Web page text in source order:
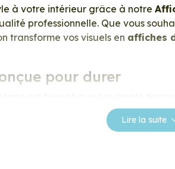
à votre intérieur grâce à notre
professionnelle. Que vous
transforme vos visuels en affiches
pour durer
Grâce à une impression enhaute
éclatantes, les contrastesLire la suite